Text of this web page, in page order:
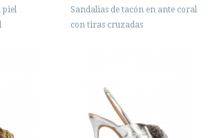
piel
Sandalias de tacón en ante coral
con tiras cruzadas